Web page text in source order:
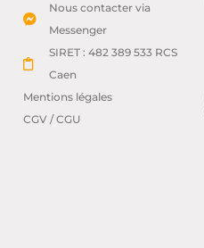
Nous contacter via
Messenger
SIRET : 482 389 533 RCS
Caen
Mentions légales
CGV / CGU